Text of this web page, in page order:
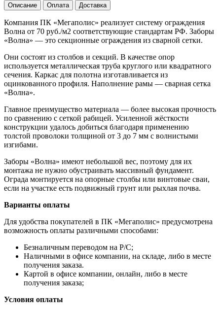
Описание Оплата Доставка
Компания ПК «Мегаполис» реализует систему ограждения
Волна от 70 руб./м2 соответствующие стандартам РФ. Заборы
«Волна» — это секционные ограждения из сварной сетки.
Они состоят из столбов и секций. В качестве опор
используется металлическая труба круглого или квадратного
сечения. Каркас для полотна изготавливается из
оцинкованного профиля. Наполнение рамы — сварная сетка
«Волна».
Главное преимущество материала — более высокая прочность
по сравнению с сеткой рабицей. Усиленной жёсткости
конструкции удалось добиться благодаря применению
толстой проволоки толщиной от 3 до 7 мм с волнистыми
изгибами.
Заборы «Волна» имеют небольшой вес, поэтому для их
монтажа не нужно обустраивать массивный фундамент.
Ограда монтируется на опорные столбы или винтовые сваи,
если на участке есть подвижный грунт или рыхлая почва.
Варианты оплаты
Для удобства покупателей в ПК «Мегаполис» предусмотрена
возможность оплаты различными способами:
Безналичным переводом на Р/С;
Наличными в офисе компании, на складе, либо в месте
получения заказа.
Картой в офисе компании, онлайн, либо в месте
получения заказа;
Условия оплаты